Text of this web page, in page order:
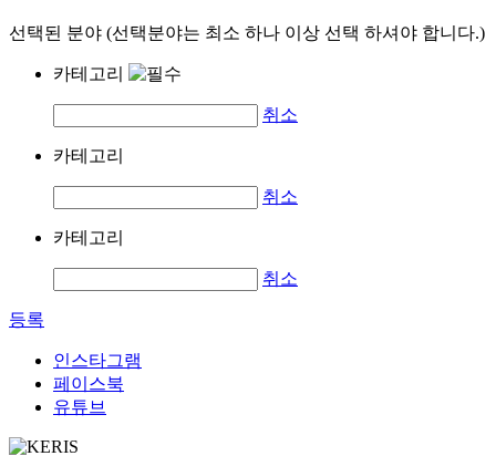
선택된 분야 (선택분야는 최소 하나 이상 선택 하셔야 합니다.)
카테고리
취소
카테고리
취소
카테고리
취소
등록
인스타그램
페이스북
유튜브